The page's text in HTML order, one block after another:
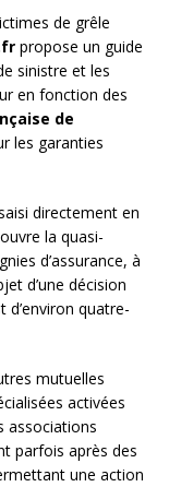
de grêle
propose un guide
sinistre et les
en fonction des
de
les garanties
directement en
la quasi-
d’assurance, à
d’une décision
quatre-
mutuelles
activées
associations
parfois après des
une action